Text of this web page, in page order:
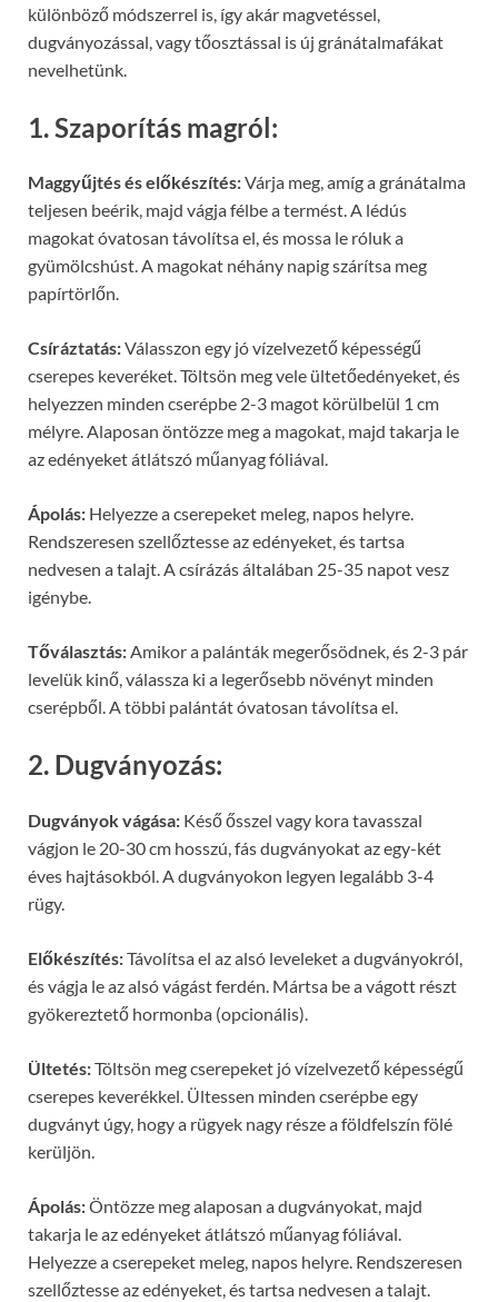
különböző módszerrel is, így akár magvetéssel,
dugványozással, vagy tőosztással is új gránátalmafákat
nevelhetünk.
1. Szaporítás magról:
Maggyűjtés és előkészítés:Várja meg, amíg a gránátalma
teljesen beérik, majd vágja félbe a termést. A lédús
magokat óvatosan távolítsa el, és mossa le róluk a
gyümölcshúst. A magokat néhány napig szárítsa meg
papírtörlőn.
Csíráztatás:Válasszon egy jó vízelvezető képességű
cserepes keveréket. Töltsön meg vele ültetőedényeket, és
helyezzen minden cserépbe 2-3 magot körülbelül 1 cm
mélyre. Alaposan öntözze meg a magokat, majd takarja le
az edényeket átlátszó műanyag fóliával.
Ápolás: Helyezze a cserepeket meleg, napos helyre.
Rendszeresen szellőztesse az edényeket, és tartsa
nedvesen a talajt. A csírázás általában 25-35 napot vesz
igénybe.
Tőválasztás:Amikor a palánták megerősödnek, és 2-3 pár
levelük kinő, válassza ki a legerősebb növényt minden
cserépből. A többi palántát óvatosan távolítsa el.
2. Dugványozás:
Dugványok vágása: Késő ősszel vagy kora tavasszal
vágjon le 20-30 cm hosszú, fás dugványokat az egy-két
éves hajtásokból. A dugványokon legyen legalább 3-4
rügy.
Előkészítés:Távolítsa el az alsó leveleket a dugványokról,
és vágja le az alsó vágást ferdén. Mártsa be a vágott részt
gyökereztető hormonba (opcionális).
Ültetés:Töltsön meg cserepeket jó vízelvezető képességű
cserepes keverékkel. Ültessen minden cserépbe egy
dugványt úgy, hogy a rügyek nagy része a földfelszín fölé
kerüljön.
Ápolás:Öntözze meg alaposan a dugványokat, majd
takarja le az edényeket átlátszó műanyag fóliával.
Helyezze a cserepeket meleg, napos helyre. Rendszeresen
szellőztesse az edényeket, és tartsa nedvesen a talajt.